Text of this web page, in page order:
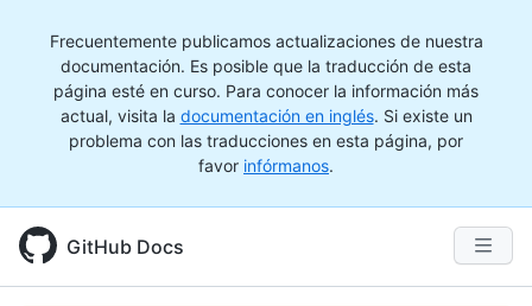
Frecuentemente publicamos actualizaciones de nuestra
documentación. Es posible que la traducción de esta
página esté en curso. Para conocer la información más
actual, visita la documentación en inglés. Si existe un
problema con las traducciones en esta página, por
favor infórmanos.
GitHub Docs